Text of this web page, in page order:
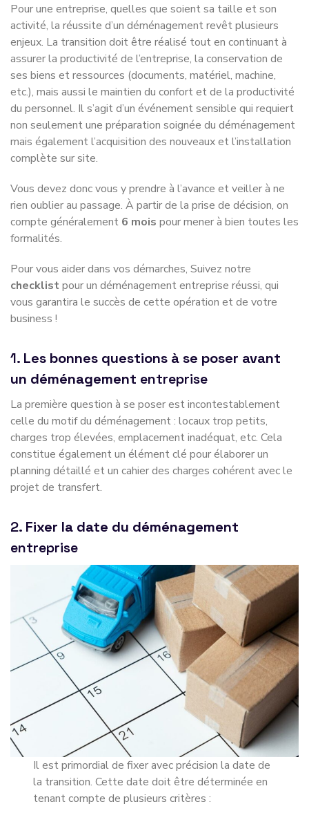
Pour une entreprise, quelles que soient sa taille et son
activité, la réussite d’un déménagement revêt plusieurs
enjeux. La transition doit être réalisé tout en continuant à
assurer la productivité de l’entreprise, la conservation de
ses biens et ressources (documents, matériel, machine,
etc.), mais aussi le maintien du confort et de la productivité
du personnel. Il s’agit d’un événement sensible qui requiert
non seulement une préparation soignée du déménagement
mais également l’acquisition des nouveaux et l’installation
complète sur site.
Vous devez donc vous y prendre à l’avance et veiller à ne
rien oublier au passage. À partir de la prise de décision, on
compte généralement 6 mois pour mener à bien toutes les
formalités.
Pour vous aider dans vos démarches, Suivez notre
checklistpour un déménagement entreprise réussi, qui
vous garantira le succès de cette opération et de votre
business !
1. Les bonnes questions à se poser avant
un déménagement entreprise
La première question à se poser est incontestablement
celle du motif du déménagement : locaux trop petits,
charges trop élevées, emplacement inadéquat, etc. Cela
constitue également un élément clé pour élaborer un
planning détaillé et un cahier des charges cohérent avec le
projet de transfert.
2. Fixer la date du déménagement
entreprise
Il est primordial de fixer avec précision la date de
la transition. Cette date doit être déterminée en
tenant compte de plusieurs critères :